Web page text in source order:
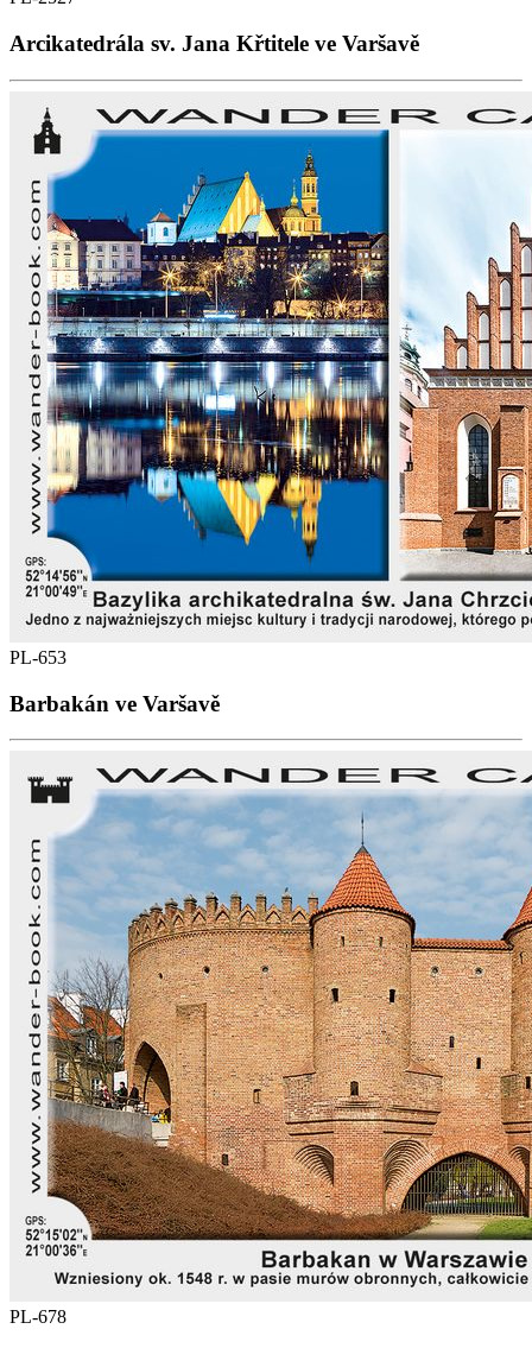
Arcikatedrála sv. Jana Křtitele ve Varšavě
PL-653
Barbakán ve Varšavě
PL-678